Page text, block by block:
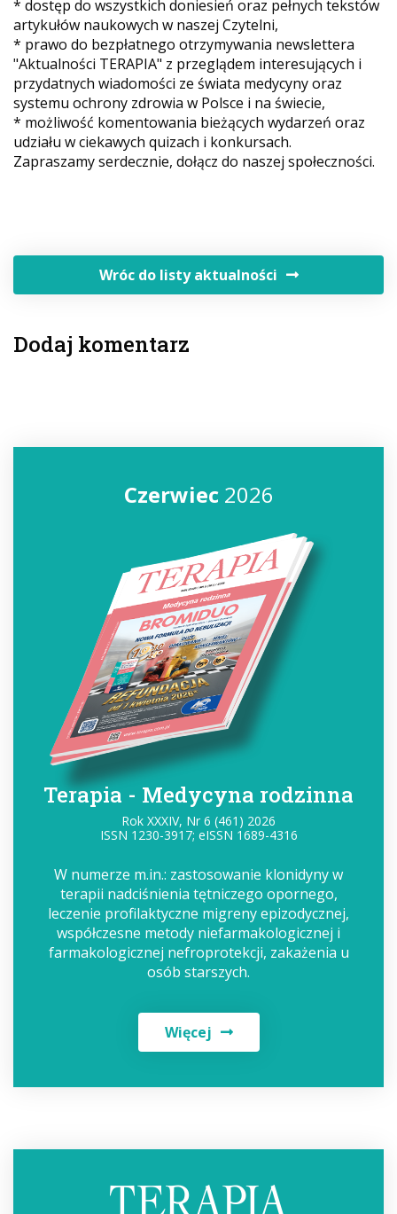
* dostęp do wszystkich doniesień oraz pełnych tekstów
artykułów naukowych w naszej Czytelni,
* prawo do bezpłatnego otrzymywania newslettera
"Aktualności TERAPIA" z przeglądem interesujących i
przydatnych wiadomości ze świata medycyny oraz
systemu ochrony zdrowia w Polsce i na świecie,
* możliwość komentowania bieżących wydarzeń oraz
udziału w ciekawych quizach i konkursach.
Zapraszamy serdecznie, dołącz do naszej społeczności.
Wróc do listy aktualności
Dodaj komentarz
Czerwiec2026
Terapia - Medycyna rodzinna
Rok XXXIV, Nr 6 (461) 2026
ISSN 1230-3917; eISSN 1689-4316
W numerze m.in.: zastosowanie klonidyny w
terapii nadciśnienia tętniczego opornego,
leczenie profilaktyczne migreny epizodycznej,
współczesne metody niefarmakologicznej i
farmakologicznej nefroprotekcji, zakażenia u
osób starszych.
Więcej